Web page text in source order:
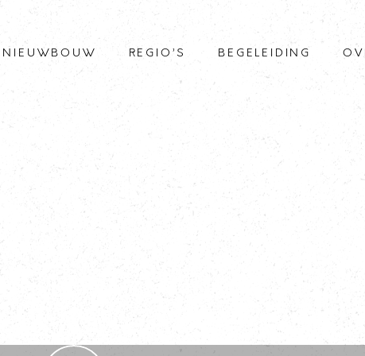
NIEUWBOUW REGIO’S BEGELEIDING